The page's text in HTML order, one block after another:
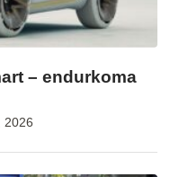
– endurkoma
2026